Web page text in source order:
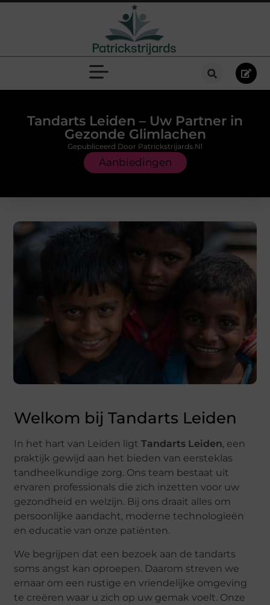
Tandarts Leiden – Uw Partner in
Gezonde Glimlachen
Aanbiedingen
Gepubliceerd Door Patrickstrijards.nl
Welkom bij Tandarts Leiden
In het hart van Leiden ligtTandarts Leiden, een
praktijk gewijd aan het bieden van eersteklas
tandheelkundige zorg. Ons team bestaat uit
ervaren professionals die zich inzetten voor uw
gezondheid en welzijn. Bij ons draait alles om
persoonlijke aandacht, moderne technologieën
en educatie van onze patiënten.
We begrijpen dat een bezoek aan de tandarts
soms angst kan oproepen. Daarom streven we
ernaar om een rustige en vriendelijke omgeving
te creëren waar u zich op uw gemak voelt. Onze